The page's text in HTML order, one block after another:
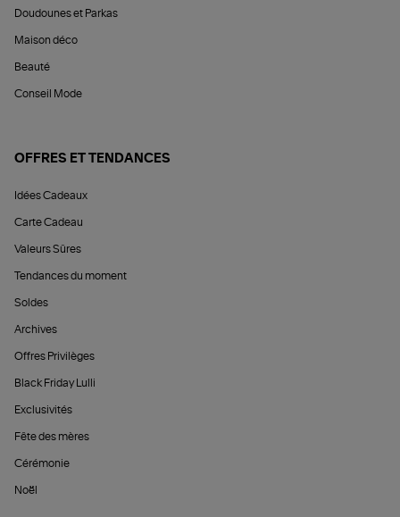
Doudounes et Parkas
Maison déco
Beauté
Conseil Mode
OFFRES ET TENDANCES
Idées Cadeaux
Carte Cadeau
Valeurs Sûres
Tendances du moment
Soldes
Archives
Offres Privilèges
Black Friday Lulli
Exclusivités
Fête des mères
Cérémonie
Noël